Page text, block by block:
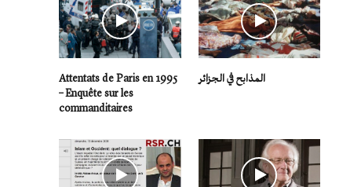
Attentats de Paris en 1995
– Enquête sur les
commanditaires
المذابح في الجزائر